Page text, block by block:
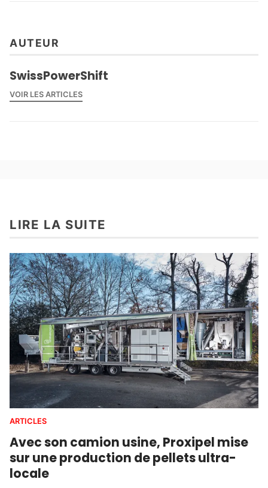
AUTEUR
SwissPowerShift
VOIR LES ARTICLES
LIRE LA SUITE
ARTICLES
Avec son camion usine, Proxipel mise
sur une production de pellets ultra-
locale